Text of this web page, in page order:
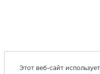
Этот веб-сайт